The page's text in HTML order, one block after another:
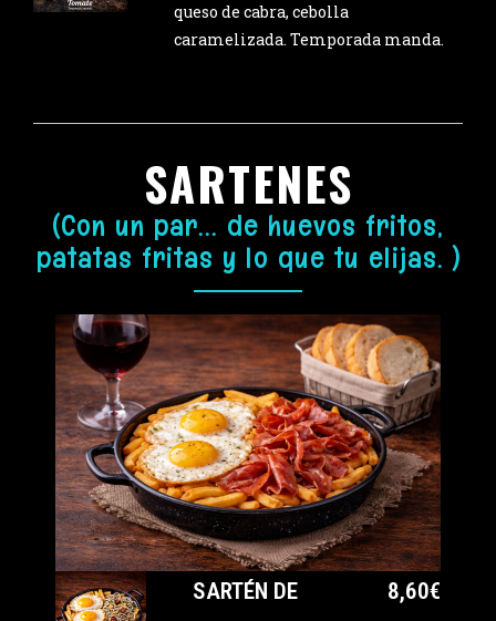
queso de cabra, cebolla
caramelizada. Temporada manda.
SARTENES
(Con un par... de huevos fritos,
patatas fritas y lo que tu elijas. )
SARTÉN DE
8,60€